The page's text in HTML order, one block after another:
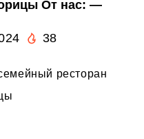
От нас: —
38
ресторан